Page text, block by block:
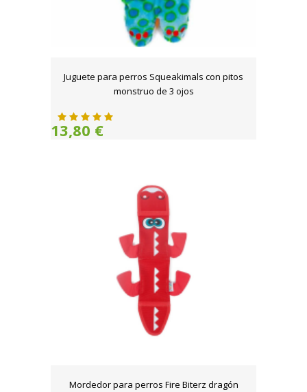
Juguete para perros Squeakimals con pitos
monstruo de 3 ojos
13,80 €
Mordedor para perros Fire Biterz dragón